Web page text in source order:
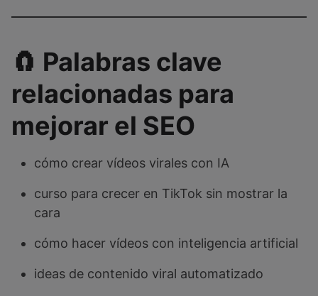
🧲 Palabras clave
relacionadas para
mejorar el SEO
cómo crear vídeos virales con IA
curso para crecer en TikTok sin mostrar la
cara
cómo hacer vídeos con inteligencia artificial
ideas de contenido viral automatizado